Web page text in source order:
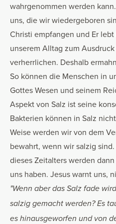
wahrgenommen werden
uns, die wir wiedergeboren
Christi empfangen und Er
unserem Alltag zum
verherrlichen. Deshalb
So können die Menschen in
Gottes Wesen und seinem
Aspekt von Salz ist seine
Bakterien können in Salz
Weise werden wir von dem
bewahrt, wenn wir salzig
dieses Zeitalters werden
uns haben. Jesus warnt uns,
"Wenn aber das Salz fade
salzig gemacht werden? Es
es hinausgeworfen und von